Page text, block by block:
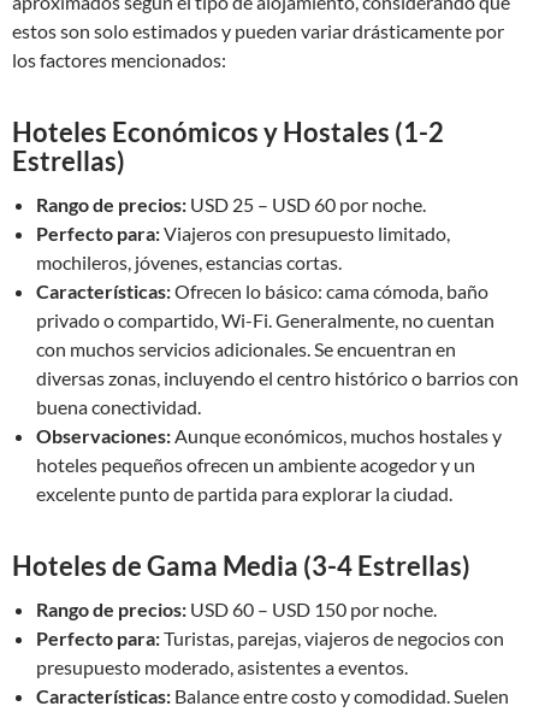
estos son solo estimados y pueden variar drásticamente por
los factores mencionados:
Hoteles Económicos y Hostales (1-2
Estrellas)
Rango de precios: USD 25 – USD 60 por noche.
Perfecto para:Viajeros con presupuesto limitado,
mochileros, jóvenes, estancias cortas.
Características:Ofrecen lo básico: cama cómoda, baño
privado o compartido, Wi-Fi. Generalmente, no cuentan
con muchos servicios adicionales. Se encuentran en
diversas zonas, incluyendo el centro histórico o barrios con
buena conectividad.
Observaciones:Aunque económicos, muchos hostales y
hoteles pequeños ofrecen un ambiente acogedor y un
excelente punto de partida para explorar la ciudad.
Hoteles de Gama Media (3-4 Estrellas)
Rango de precios: USD 60 – USD 150 por noche.
Perfecto para:Turistas, parejas, viajeros de negocios con
presupuesto moderado, asistentes a eventos.
Características: Balance entre costo y comodidad. Suelen